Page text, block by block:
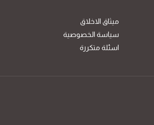
ميثاق الاخلاق
سياسة الخصوصية
اسئلة متكررة